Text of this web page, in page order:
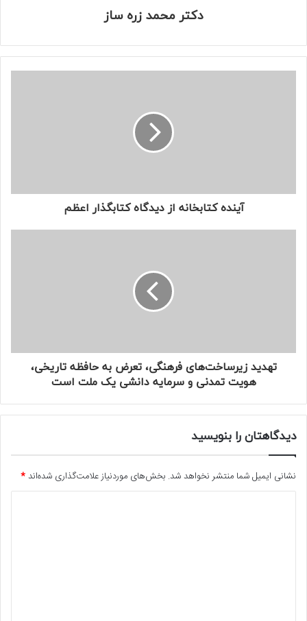
دکتر محمد زره ساز
آینده کتابخانه از دیدگاه کتابگذار اعظم
تهدید زیرساخت‌های فرهنگی، تعرض به حافظه تاریخی،
هویت تمدنی و سرمایه دانشی یک ملت است
دیدگاهتان را بنویسید
نشانی ایمیل شما منتشر نخواهد شد. بخش‌های موردنیاز علامت‌گذاری شده‌اند*